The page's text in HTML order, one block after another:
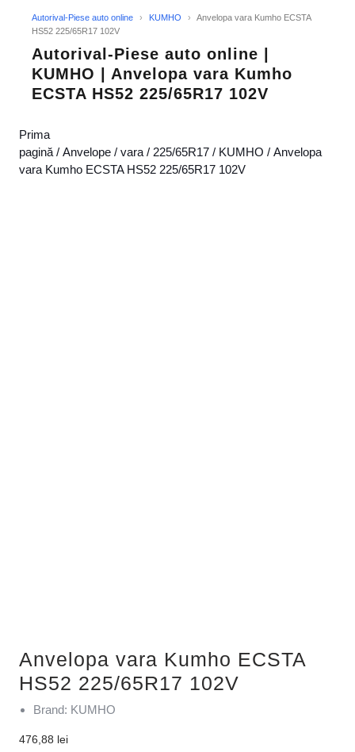
Autorival-Piese auto online › KUMHO ›
Anvelopa vara Kumho ECSTA
HS52 225/65R17 102V
Autorival-Piese auto online |
KUMHO | Anvelopa vara Kumho
ECSTA HS52 225/65R17 102V
Prima
pagină / Anvelope / vara / 225/65R17 / KUMHO / Anvelopa
vara Kumho ECSTA HS52 225/65R17 102V
Anvelopa vara Kumho ECSTA
HS52 225/65R17 102V
Brand: KUMHO
476,88 lei